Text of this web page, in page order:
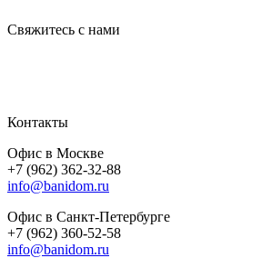
Свяжитесь с нами
Контакты
Офис в Москве
+7 (962) 362-32-88
info@banidom.ru
Офис в Санкт-Петербурге
+7 (962) 360-52-58
info@banidom.ru